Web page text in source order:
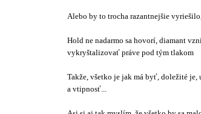
Alebo by to trocha razantnejšie
Hold ne nadarmo sa hovorí, diamant
vykryštalizovať práve pod tým tlakom
Takže, všetko je jak má byť, doležité
a vtipnosť...